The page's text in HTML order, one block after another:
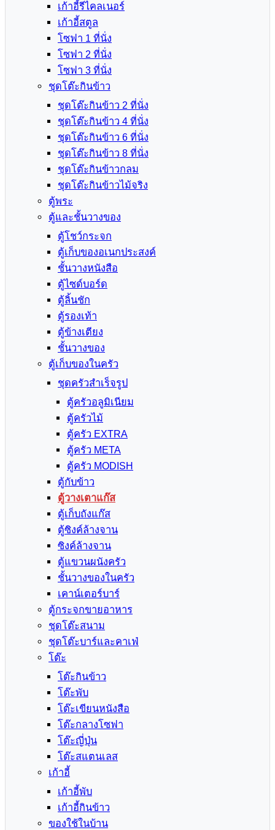
เก้าอี้รีไคลเนอร์
เก้าอี้สตูล
โซฟา 1 ที่นั่ง
โซฟา 2 ที่นั่ง
โซฟา 3 ที่นั่ง
ชุดโต๊ะกินข้าว
ชุดโต๊ะกินข้าว 2 ที่นั่ง
ชุดโต๊ะกินข้าว 4 ที่นั่ง
ชุดโต๊ะกินข้าว 6 ที่นั่ง
ชุดโต๊ะกินข้าว 8 ที่นั่ง
ชุดโต๊ะกินข้าวกลม
ชุดโต๊ะกินข้าวไม้จริง
ตู้พระ
ตู้และชั้นวางของ
ตู้โชว์กระจก
ตู้เก็บของอเนกประสงค์
ชั้นวางหนังสือ
ตู้ไซด์บอร์ด
ตู้ลิ้นชัก
ตู้รองเท้า
ตู้ข้างเตียง
ชั้นวางของ
ตู้เก็บของในครัว
ชุดครัวสำเร็จรูป
ตู้ครัวอลูมิเนียม
ตู้ครัวไม้
ตู้ครัว EXTRA
ตู้ครัว META
ตู้ครัว MODISH
ตู้กับข้าว
ตู้วางเตาแก๊ส
ตู้เก็บถังแก๊ส
ตู้ซิงค์ล้างจาน
ซิงค์ล้างจาน
ตู้แขวนผนังครัว
ชั้นวางของในครัว
เคาน์เตอร์บาร์
ตู้กระจกขายอาหาร
ชุดโต๊ะสนาม
ชุดโต๊ะบาร์และคาเฟ่
โต๊ะ
โต๊ะกินข้าว
โต๊ะพับ
โต๊ะเขียนหนังสือ
โต๊ะกลางโซฟา
โต๊ะญี่ปุ่น
โต๊ะสแตนเลส
เก้าอี้
เก้าอี้พับ
เก้าอี้กินข้าว
ของใช้ในบ้าน